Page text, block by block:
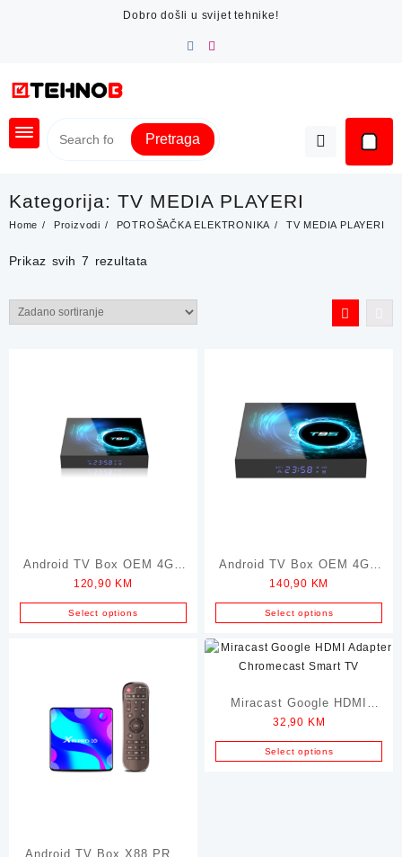
Dobro došli u svijet tehnike!
Pretraga
Kategorija: TV MEDIA PLAYERI
Home Proizvodi POTROŠAČKA ELEKTRONIKA TV MEDIA PLAYERI
Prikaz svih 7 rezultata
Android TV Box OEM 4GB
RAM
120,90 KM
Select options
Android TV Box OEM 4GB
RAM / 64GB ROM
140,90 KM
Select options
Android TV Box X88 PRO
Miracast Google HDMI
Adapter Chromecast Smart
TV
32,90 KM
Select options